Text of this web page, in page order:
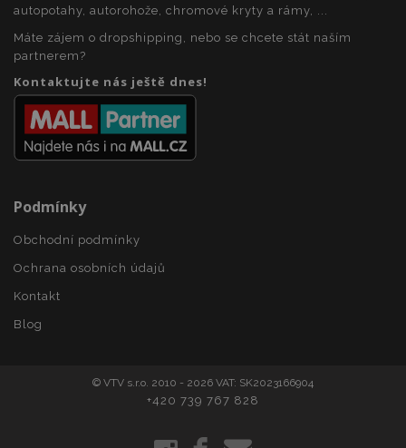
autopotahy, autorohože, chromové kryty a rámy, ...
Máte zájem o dropshipping, nebo se chcete stát naším
partnerem?
Kontaktujte nás ještě dnes!
Podmínky
Obchodní podmínky
Ochrana osobních údajů
Kontakt
Blog
© VTV s.r.o. 2010 - 2026 VAT: SK2023166904
+420 739 767 828
Poskytovatel
Doména
mage-messages
recently_viewed_product_previous